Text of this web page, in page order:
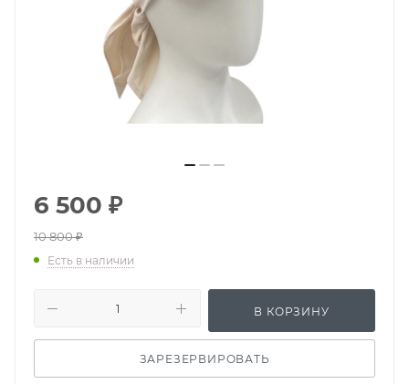
6 500 ₽
10 800₽
Есть в наличии
В КОРЗИНУ
ЗАРЕЗЕРВИРОВАТЬ